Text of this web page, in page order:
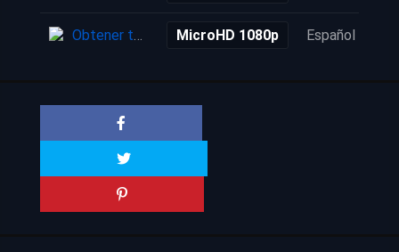
Obtener torrent MicroHD 1080p Español